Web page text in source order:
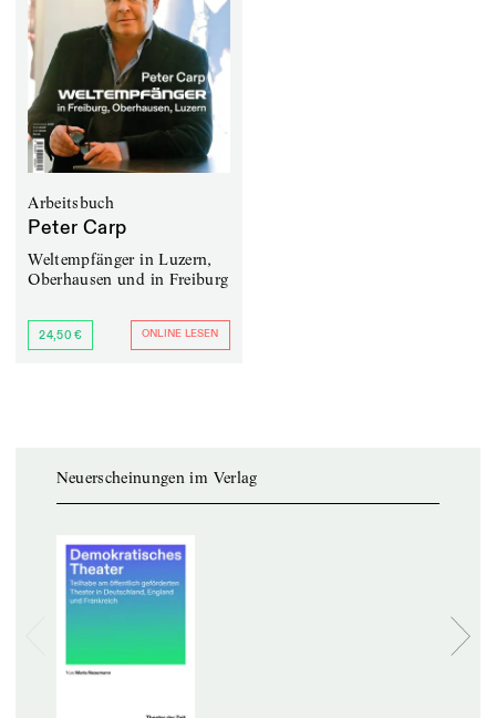
Arbeitsbuch
Peter Carp
Weltempfänger in Luzern,
Oberhausen und in Freiburg
24,50 € ONLINE LESEN
Neuerscheinungen im Verlag